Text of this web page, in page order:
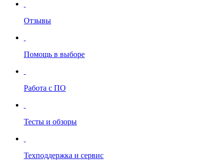
Отзывы
Помощь в выборе
Работа с ПО
Тесты и обзоры
Техподдержка и сервис